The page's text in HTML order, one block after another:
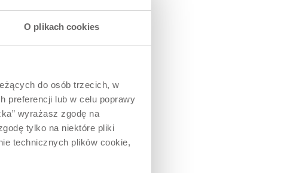
O plikach cookies
do osób trzecich, w
preferencji lub w celu poprawy
wyrażasz zgodę na
tylko na niektóre pliki
technicznych plików cookie,
są
zarówno w
(150 ml i 250 ml),
(150 ml, 250